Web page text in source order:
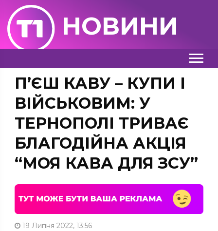
НОВИНИ
П’ЄШ КАВУ – КУПИ І
ВІЙСЬКОВИМ: У
ТЕРНОПОЛІ ТРИВАЄ
БЛАГОДІЙНА АКЦІЯ
“МОЯ КАВА ДЛЯ ЗСУ”
19 Липня 2022, 13:56